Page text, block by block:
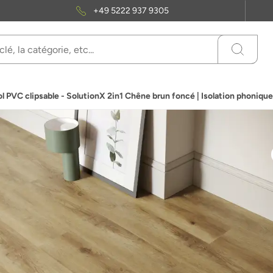
+49 5222 937 9305
PVC clipsable - SolutionX 2in1 Chêne brun foncé | Isolation